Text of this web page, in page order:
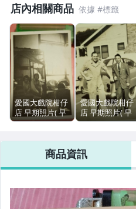
店內相關商品
愛國大戲院柑仔
店 早期照片( 早
期服飾 女學生寢
況賣)J 128
愛國大戲院柑仔
店 早期照片( 早
期服飾 自動車
賣)J 081
商品資訊